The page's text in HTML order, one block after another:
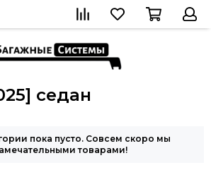
седан
пока пусто. Совсем скоро мы
товарами!